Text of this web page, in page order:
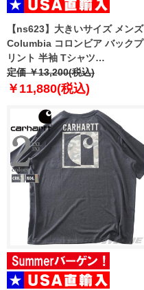
【ns623】大きいサイズ メンズ
Columbia コロンビア バックプ
リント 半袖 Tシャツ
HEAVYWEIGHT BACK
GRAPHIC TEE USA直輸入
定価 ￥13,200(税込)
￥11,880(税込)